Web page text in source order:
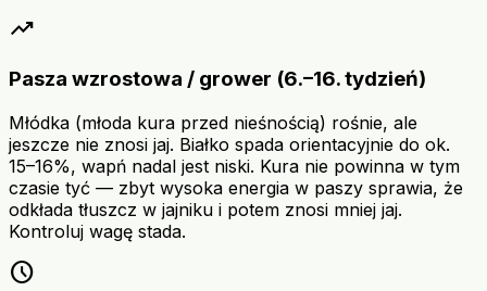
trending_up
Pasza wzrostowa / grower (6.–16. tydzień)
Młódka (młoda kura przed nieśnością) rośnie, ale
jeszcze nie znosi jaj. Białko spada orientacyjnie do ok.
15–16%, wapń nadal jest niski. Kura nie powinna w tym
czasie tyć — zbyt wysoka energia w paszy sprawia, że
odkłada tłuszcz w jajniku i potem znosi mniej jaj.
Kontroluj wagę stada.
schedule